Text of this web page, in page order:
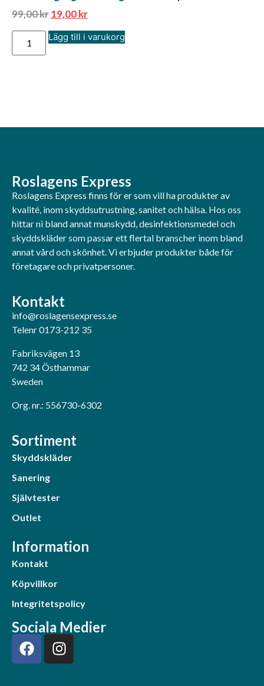
99,00kr19,00kr
Lägg till i varukorg
Roslagens Express
Roslagens Express finns för er som vill ha produkter av
kvalité, inom skyddsutrustning, sanitet och hälsa. Hos oss
hittar ni bland annat munskydd, desinfektionsmedel och
skyddskläder som passar ett flertal branscher inom bland
annat vård och skönhet. Vi erbjuder produkter både för
företagare och privatpersoner.
Kontakt
info@roslagensexpress.se
Telenr 0173-212 35
Fabriksvägen 13
742 34 Östhammar
Sweden
Org. nr.: 556730-6302
Sortiment
Skyddskläder
Sanering
Självtester
Outlet
Information
Kontakt
Köpvillkor
Integritetspolicy
Sociala Medier